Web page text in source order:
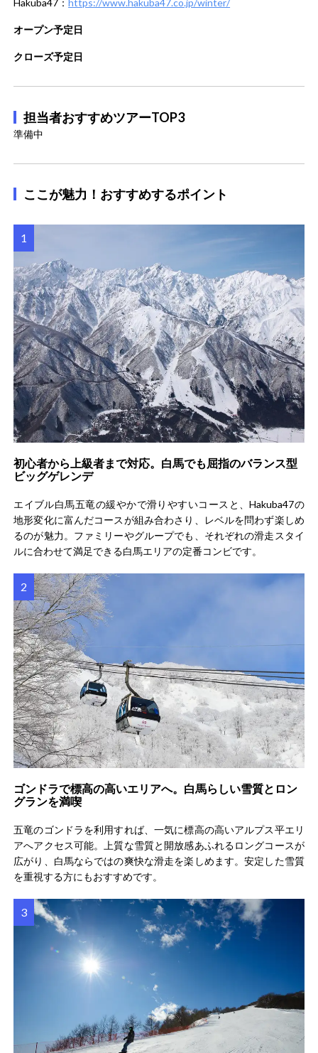
Hakuba47：https://www.hakuba47.co.jp/winter/
オープン予定日
クローズ予定日
担当者おすすめツアーTOP3
準備中
ここが魅力！おすすめするポイント
初心者から上級者まで対応。白馬でも屈指のバランス型
ビッグゲレンデ
エイブル白馬五竜の緩やかで滑りやすいコースと、Hakuba47の
地形変化に富んだコースが組み合わさり、レベルを問わず楽しめ
るのが魅力。ファミリーやグループでも、それぞれの滑走スタイ
ルに合わせて満足できる白馬エリアの定番コンビです。
ゴンドラで標高の高いエリアへ。白馬らしい雪質とロン
グランを満喫
五竜のゴンドラを利用すれば、一気に標高の高いアルプス平エリ
アへアクセス可能。上質な雪質と開放感あふれるロングコースが
広がり、白馬ならではの爽快な滑走を楽しめます。安定した雪質
を重視する方にもおすすめです。